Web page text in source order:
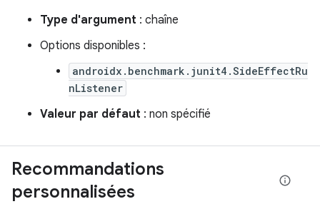
Type d'argument : chaîne
Options disponibles :
androidx.benchmark.junit4.SideEffectRu
nListener
Valeur par défaut : non spécifié
Recommandations
personnalisées